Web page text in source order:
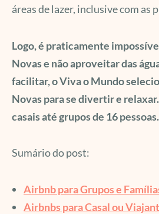
áreas de lazer, inclusive com as
Logo, é praticamente
Novas e não aproveitar das
facilitar, o Viva o Mundo
Novas para se divertir e
casais até grupos de 16
Sumário do post:
Airbnb para Grupos e
Airbnbs para Casal ou